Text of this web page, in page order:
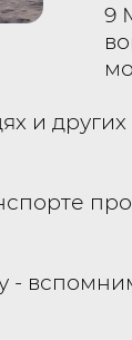
9
и